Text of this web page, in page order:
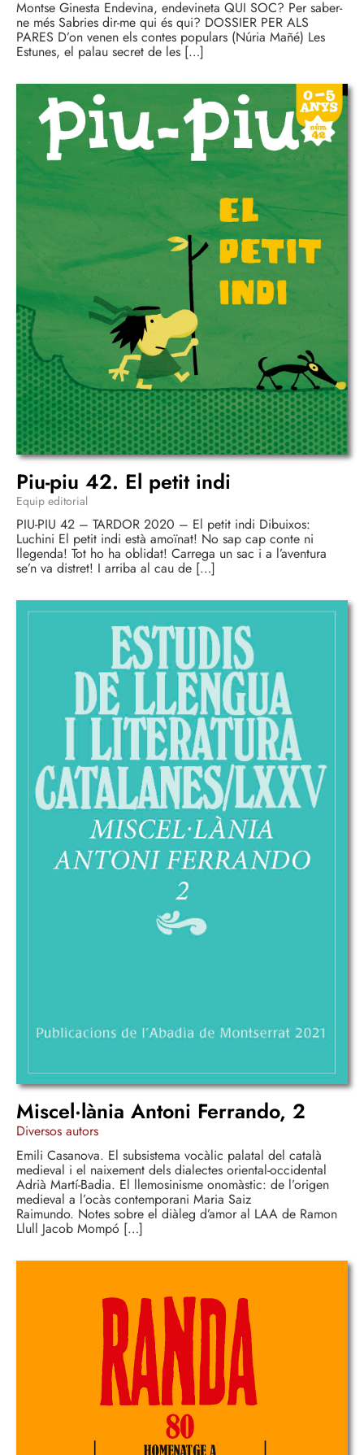
Montse Ginesta Endevina, endevineta QUI SOC? Per saber-
ne més Sabries dir-me qui és qui? DOSSIER PER ALS
PARES D’on venen els contes populars (Núria Mañé) Les
Estunes, el palau secret de les […]
Piu-piu 42. El petit indi
Equip editorial
PIU-PIU 42 – TARDOR 2020 – El petit indi Dibuixos:
Luchini El petit indi està amoïnat! No sap cap conte ni
llegenda! Tot ho ha oblidat! Carrega un sac i a l’aventura
se’n va distret! I arriba al cau de […]
Miscel·lània Antoni Ferrando, 2
Diversos autors
Emili Casanova. El subsistema vocàlic palatal del català
medieval i el naixement dels dialectes oriental-occidental
Adrià Martí-Badia. El llemosinisme onomàstic: de l’origen
medieval a l’ocàs contemporani Maria Saiz
Raimundo. Notes sobre el diàleg d’amor al LAA de Ramon
Llull Jacob Mompó […]